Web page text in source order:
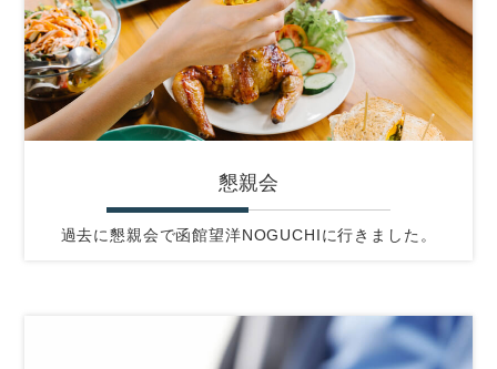
懇親会
過去に懇親会で函館望洋NOGUCHIに行きました。